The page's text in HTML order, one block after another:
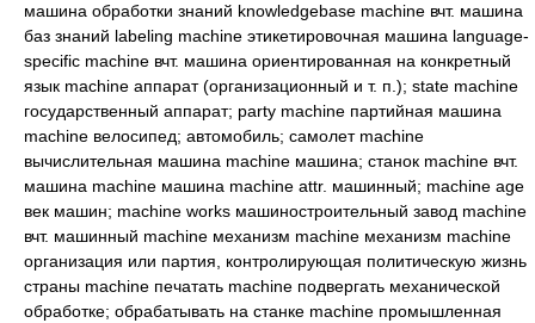
машина обработки знаний knowledgebase machine вчт. машина
баз знаний labeling machine этикетировочная машина language-
specific machine вчт. машина ориентированная на конкретный
язык machine аппарат (организационный и т. п.); state machine
государственный аппарат; party machine партийная машина
machine велосипед; автомобиль; самолет machine
вычислительная машина machine машина; станок machine вчт.
машина machine машина machine attr. машинный; machine age
век машин; machine works машиностроительный завод machine
вчт. машинный machine механизм machine механизм machine
организация или партия, контролирующая политическую жизнь
страны machine печатать machine подвергать механической
обработке; обрабатывать на станке machine промышленная